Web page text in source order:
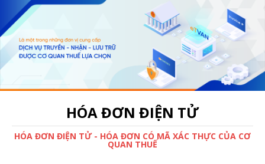
HÓA ĐƠN ĐIỆN TỬ
HÓA ĐƠN ĐIỆN TỬ - HÓA ĐƠN CÓ MÃ XÁC THỰC CỦA CƠ
QUAN THUẾ